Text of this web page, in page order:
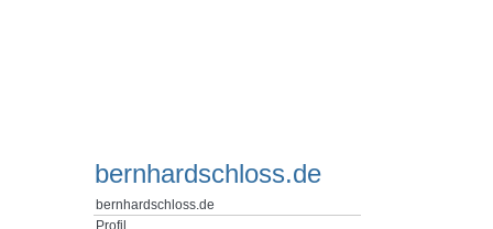
bernhardschloss.de
bernhardschloss.de
Profil